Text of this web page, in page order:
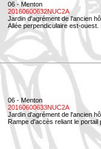
06 - Menton
20160600632NUC2A
Jardin d'agrément de l'ancien
Allée perpendiculaire est-ouest.
06 - Menton
20160600633NUC2A
Jardin d'agrément de l'ancien
Rampe d'accès reliant le portail